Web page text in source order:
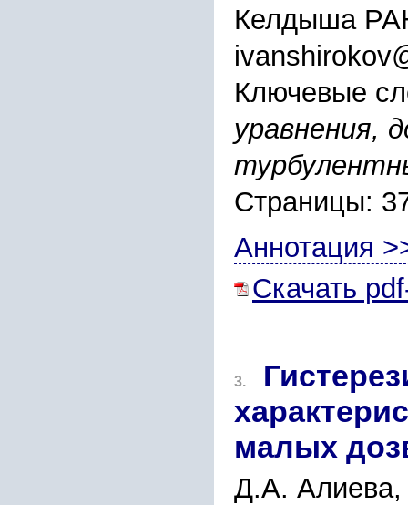
Келдыша
Ключевые
уравнения,
Страницы:
Аннотация
Скачать
3.
малых
Д.А. Алиева,